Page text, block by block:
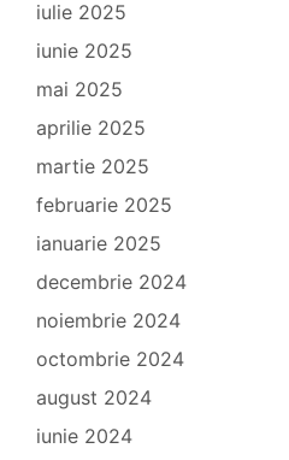
iulie 2025
iunie 2025
mai 2025
aprilie 2025
martie 2025
februarie 2025
ianuarie 2025
decembrie 2024
noiembrie 2024
octombrie 2024
august 2024
iunie 2024